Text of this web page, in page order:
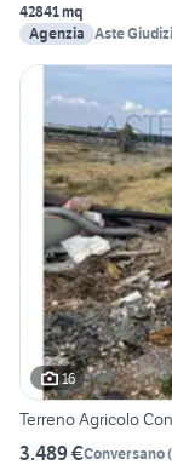
42841 mq
Agenzia Aste
16
Terreno Agricolo
3.489 €Conversano(